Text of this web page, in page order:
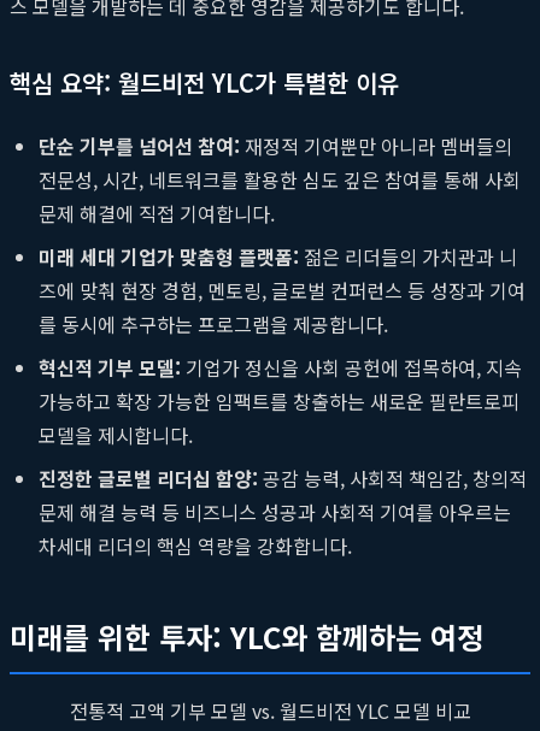
스 모델을 개발하는 데 중요한 영감을 제공하기도 합니다.
핵심 요약: 월드비전 YLC가 특별한 이유
단순 기부를 넘어선 참여: 재정적 기여뿐만 아니라 멤버들의
전문성, 시간, 네트워크를 활용한 심도 깊은 참여를 통해 사회
문제 해결에 직접 기여합니다.
미래 세대 기업가 맞춤형 플랫폼: 젊은 리더들의 가치관과 니
즈에 맞춰 현장 경험, 멘토링, 글로벌 컨퍼런스 등 성장과 기여
를 동시에 추구하는 프로그램을 제공합니다.
혁신적 기부 모델: 기업가 정신을 사회 공헌에 접목하여, 지속
가능하고 확장 가능한 임팩트를 창출하는 새로운 필란트로피
모델을 제시합니다.
진정한 글로벌 리더십 함양: 공감 능력, 사회적 책임감, 창의적
문제 해결 능력 등 비즈니스 성공과 사회적 기여를 아우르는
차세대 리더의 핵심 역량을 강화합니다.
미래를 위한 투자: YLC와 함께하는 여정
전통적 고액 기부 모델 vs. 월드비전 YLC 모델 비교